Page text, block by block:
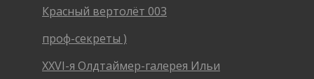
Красный вертолёт 003
проф-секреты )
XXVI-я Олдтаймер-галерея Ильи